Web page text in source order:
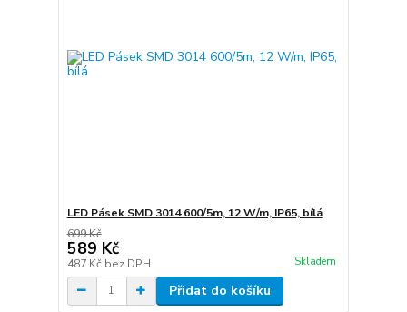
LED Pásek SMD 3014 600/5m, 12 W/m, IP65, bílá
699 Kč
589 Kč
487 Kč bez DPH Skladem
Přidat do košíku